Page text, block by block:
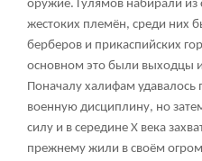
оружие. Гулямов набирали из
жестоких племён, среди них
берберов и прикаспийских
основном это были выходцы
Поначалу халифам удавалось
военную дисциплину, но
силу и в середине X века
прежнему жили в своём